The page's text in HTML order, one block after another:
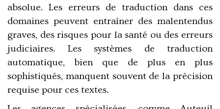
absolue. Les erreurs de traduction dans ces
domaines peuvent entraîner des malentendus
graves, des risques pour la santé ou des erreurs
judiciaires. Les systèmes de traduction
automatique, bien que de plus en plus
sophistiqués, manquent souvent de la précision
requise pour ces textes.